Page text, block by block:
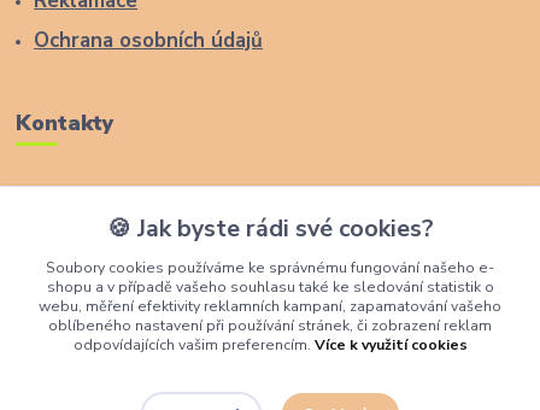
Ochrana osobních údajů
Kontakty
+420 774 291 043
info@rostouci-zidle.cz
🍪 Jak byste rádi své cookies?
Soubory cookies používáme ke správnému fungování našeho e-
shopu a v případě vašeho souhlasu také ke sledování statistik o
webu, měření efektivity reklamních kampaní, zapamatování vašeho
oblíbeného nastavení při používání stránek, či zobrazení reklam
odpovídajících vašim preferencím. Více k využití cookies